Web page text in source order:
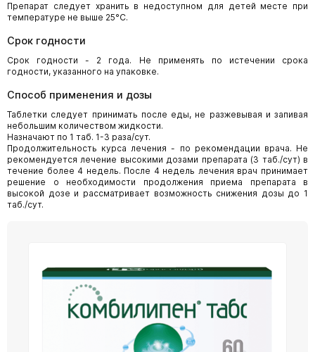
Препарат следует хранить в недоступном для детей месте при
температуре не выше 25°С.
Срок годности
Срок годности - 2 года. Не применять по истечении срока
годности, указанного на упаковке.
Способ применения и дозы
Таблетки следует принимать после еды, не разжевывая и запивая
небольшим количеством жидкости.
Назначают по 1 таб. 1-3 раза/сут.
Продолжительность курса лечения - по рекомендации врача. Не
рекомендуется лечение высокими дозами препарата (3 таб./сут) в
течение более 4 недель. После 4 недель лечения врач принимает
решение о необходимости продолжения приема препарата в
высокой дозе и рассматривает возможность снижения дозы до 1
таб./сут.